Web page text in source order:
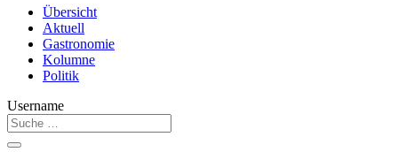
Übersicht
Aktuell
Gastronomie
Kolumne
Politik
Username